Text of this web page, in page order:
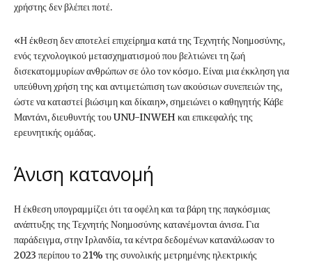
χρήστης δεν βλέπει ποτέ.
«Η έκθεση δεν αποτελεί επιχείρημα κατά της Τεχνητής Νοημοσύνης,
ενός τεχνολογικού μετασχηματισμού που βελτιώνει τη ζωή
δισεκατομμυρίων ανθρώπων σε όλο τον κόσμο. Είναι μια έκκληση για
υπεύθυνη χρήση της και αντιμετώπιση των ακούσιων συνεπειών της,
ώστε να καταστεί βιώσιμη και δίκαιη», σημειώνει ο καθηγητής Κάβε
Μαντάνι, διευθυντής του UNU-INWEH και επικεφαλής της
ερευνητικής ομάδας.
Άνιση κατανομή
Η έκθεση υπογραμμίζει ότι τα οφέλη και τα βάρη της παγκόσμιας
ανάπτυξης της Τεχνητής Νοημοσύνης κατανέμονται άνισα. Για
παράδειγμα, στην Ιρλανδία, τα κέντρα δεδομένων κατανάλωσαν το
2023 περίπου το 21% της συνολικής μετρημένης ηλεκτρικής